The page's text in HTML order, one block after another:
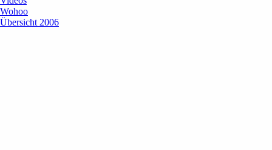
Wohoo
Übersicht 2006